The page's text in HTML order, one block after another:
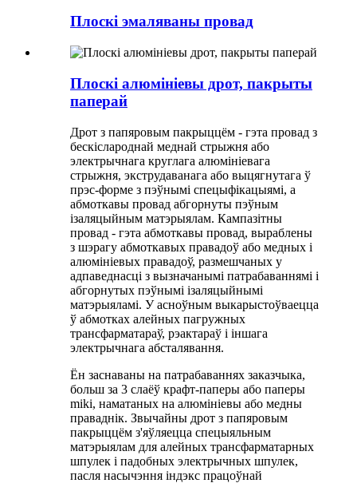
Плоскі эмаляваны провад
Плоскі алюмініевы дрот, пакрыты
паперай
Дрот з папяровым пакрыццём - гэта провад з
бескіслароднай меднай стрыжня або
электрычнага круглага алюмініевага
стрыжня, ​​экструдаванага або выцягнутага ў
прэс-форме з пэўнымі спецыфікацыямі, а
абмоткавы провад абгорнуты пэўным
ізаляцыйным матэрыялам. Кампазітны
провад - гэта абмоткавы провад, выраблены
з шэрагу абмоткавых правадоў або медных і
алюмініевых правадоў, размешчаных у
адпаведнасці з вызначанымі патрабаваннямі і
абгорнутых пэўнымі ізаляцыйнымі
матэрыяламі. У асноўным выкарыстоўваецца
ў абмотках алейных пагружных
трансфарматараў, рэактараў і іншага
электрычнага абсталявання.
Ён заснаваны на патрабаваннях заказчыка,
больш за 3 слаёў крафт-паперы або паперы
miki, наматаных на алюмініевы або медны
праваднік. Звычайны дрот з папяровым
пакрыццём з'яўляецца спецыяльным
матэрыялам для алейных трансфарматарных
шпулек і падобных электрычных шпулек,
пасля насычэння індэкс працоўнай